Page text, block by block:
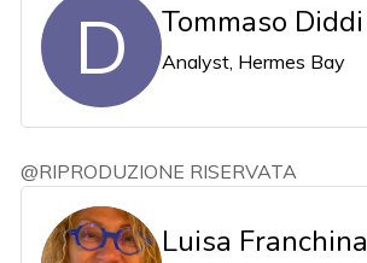
D Tommaso Diddi
Analyst, Hermes Bay
@RIPRODUZIONE RISERVATA
Luisa Franchina